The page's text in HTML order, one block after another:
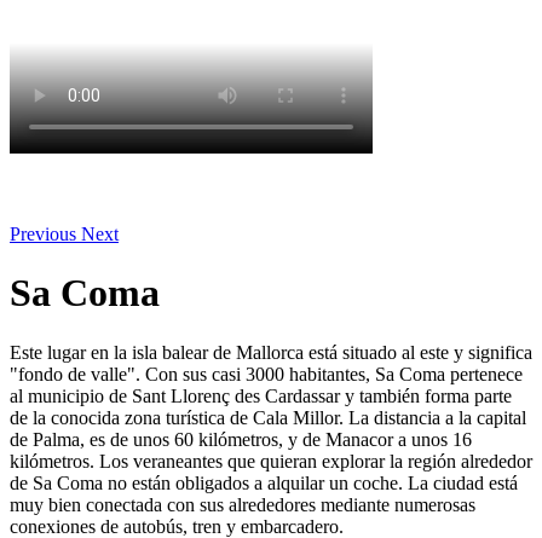
Previous Next
Sa Coma
Este lugar en la isla balear de Mallorca está situado al este y significa
"fondo de valle". Con sus casi 3000 habitantes, Sa Coma pertenece
al municipio de Sant Llorenç des Cardassar y también forma parte
de la conocida zona turística de Cala Millor. La distancia a la capital
de Palma, es de unos 60 kilómetros, y de Manacor a unos 16
kilómetros. Los veraneantes que quieran explorar la región alrededor
de Sa Coma no están obligados a alquilar un coche. La ciudad está
muy bien conectada con sus alrededores mediante numerosas
conexiones de autobús, tren y embarcadero.